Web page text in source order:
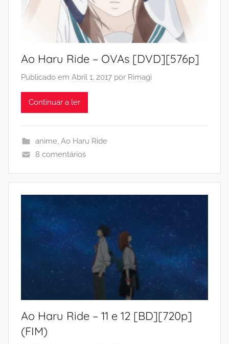
Ao Haru Ride – OVAs [DVD][576p]
Publicado em Abril 1, 2017 por Rimagi
Continuar a ler
anime, Ao Haru Ride
8 comentários
Ao Haru Ride – 11 e 12 [BD][720p]
(FIM)